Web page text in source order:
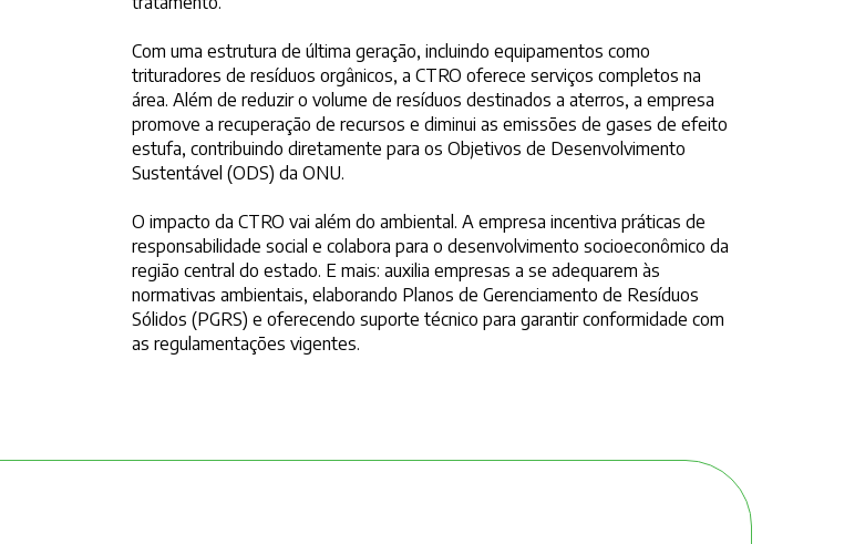
Com uma estrutura de última geração, incluindo equipamentos como
trituradores de resíduos orgânicos, a CTRO oferece serviços completos na
área. Além de reduzir o volume de resíduos destinados a aterros, a empresa
promove a recuperação de recursos e diminui as emissões de gases de efeito
estufa, contribuindo diretamente para os Objetivos de Desenvolvimento
Sustentável (ODS) da ONU.
O impacto da CTRO vai além do ambiental. A empresa incentiva práticas de
responsabilidade social e colabora para o desenvolvimento socioeconômico da
região central do estado. E mais: auxilia empresas a se adequarem às
normativas ambientais, elaborando Planos de Gerenciamento de Resíduos
Sólidos (PGRS) e oferecendo suporte técnico para garantir conformidade com
as regulamentações vigentes.